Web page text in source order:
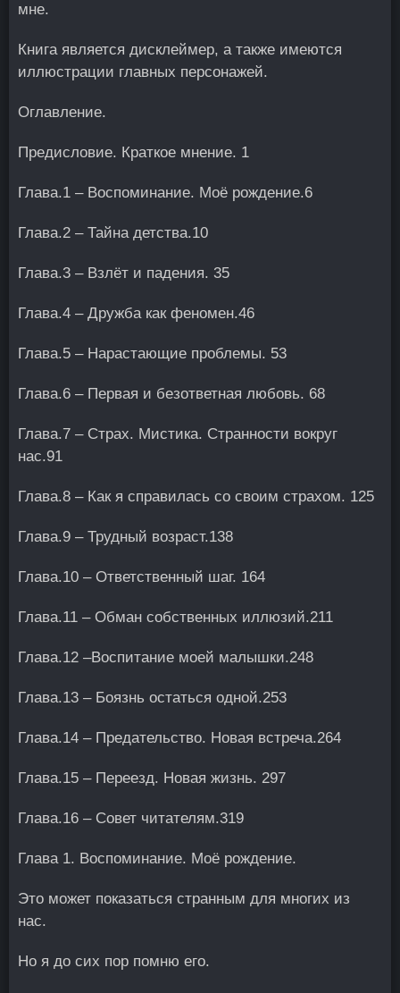
мне.
Книга является дисклеймер, а также имеются
иллюстрации главных персонажей.
Оглавление.
Предисловие. Краткое мнение. 1
Глава.1 – Воспоминание. Моё рождение.6
Глава.2 – Тайна детства.10
Глава.3 – Взлёт и падения. 35
Глава.4 – Дружба как феномен.46
Глава.5 – Нарастающие проблемы. 53
Глава.6 – Первая и безответная любовь. 68
Глава.7 – Страх. Мистика. Странности вокруг
нас.91
Глава.8 – Как я справилась со своим страхом. 125
Глава.9 – Трудный возраст.138
Глава.10 – Ответственный шаг. 164
Глава.11 – Обман собственных иллюзий.211
Глава.12 –Воспитание моей малышки.248
Глава.13 – Боязнь остаться одной.253
Глава.14 – Предательство. Новая встреча.264
Глава.15 – Переезд. Новая жизнь. 297
Глава.16 – Совет читателям.319
Глава 1. Воспоминание. Моё рождение.
Это может показаться странным для многих из
нас.
Но я до сих пор помню его.